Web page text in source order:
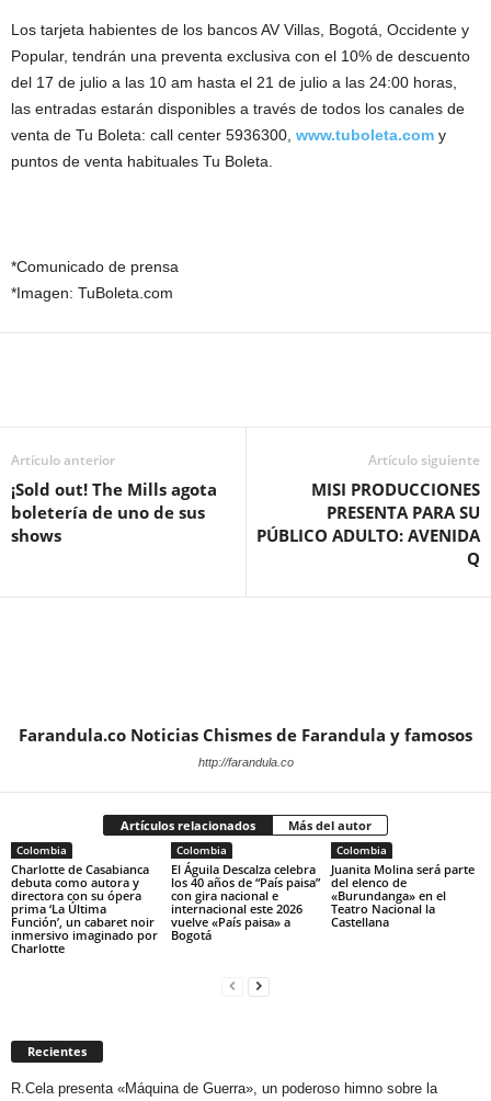
Los tarjeta habientes de los bancos AV Villas, Bogotá, Occidente y
Popular, tendrán una preventa exclusiva con el 10% de descuento
del 17 de julio a las 10 am hasta el 21 de julio a las 24:00 horas,
las entradas estarán disponibles a través de todos los canales de
venta de Tu Boleta: call center 5936300, www.tuboleta.com y
puntos de venta habituales Tu Boleta.
*Comunicado de prensa
*Imagen: TuBoleta.com
Artículo anterior
¡Sold out! The Mills agota
boletería de uno de sus
shows
Artículo siguiente
MISI PRODUCCIONES
PRESENTA PARA SU
PÚBLICO ADULTO: AVENIDA
Q
Farandula.co Noticias Chismes de Farandula y famosos
http://farandula.co
Artículos relacionados Más del autor
Colombia
Charlotte de Casabianca
debuta como autora y
directora con su ópera
prima ‘La Última
Función’, un cabaret noir
inmersivo imaginado por
Charlotte
Colombia
El Águila Descalza celebra
los 40 años de “País paisa”
con gira nacional e
internacional este 2026
vuelve «País paisa» a
Bogotá
Colombia
Juanita Molina será parte
del elenco de
«Burundanga» en el
Teatro Nacional la
Castellana
Recientes
R.Cela presenta «Máquina de Guerra», un poderoso himno sobre la